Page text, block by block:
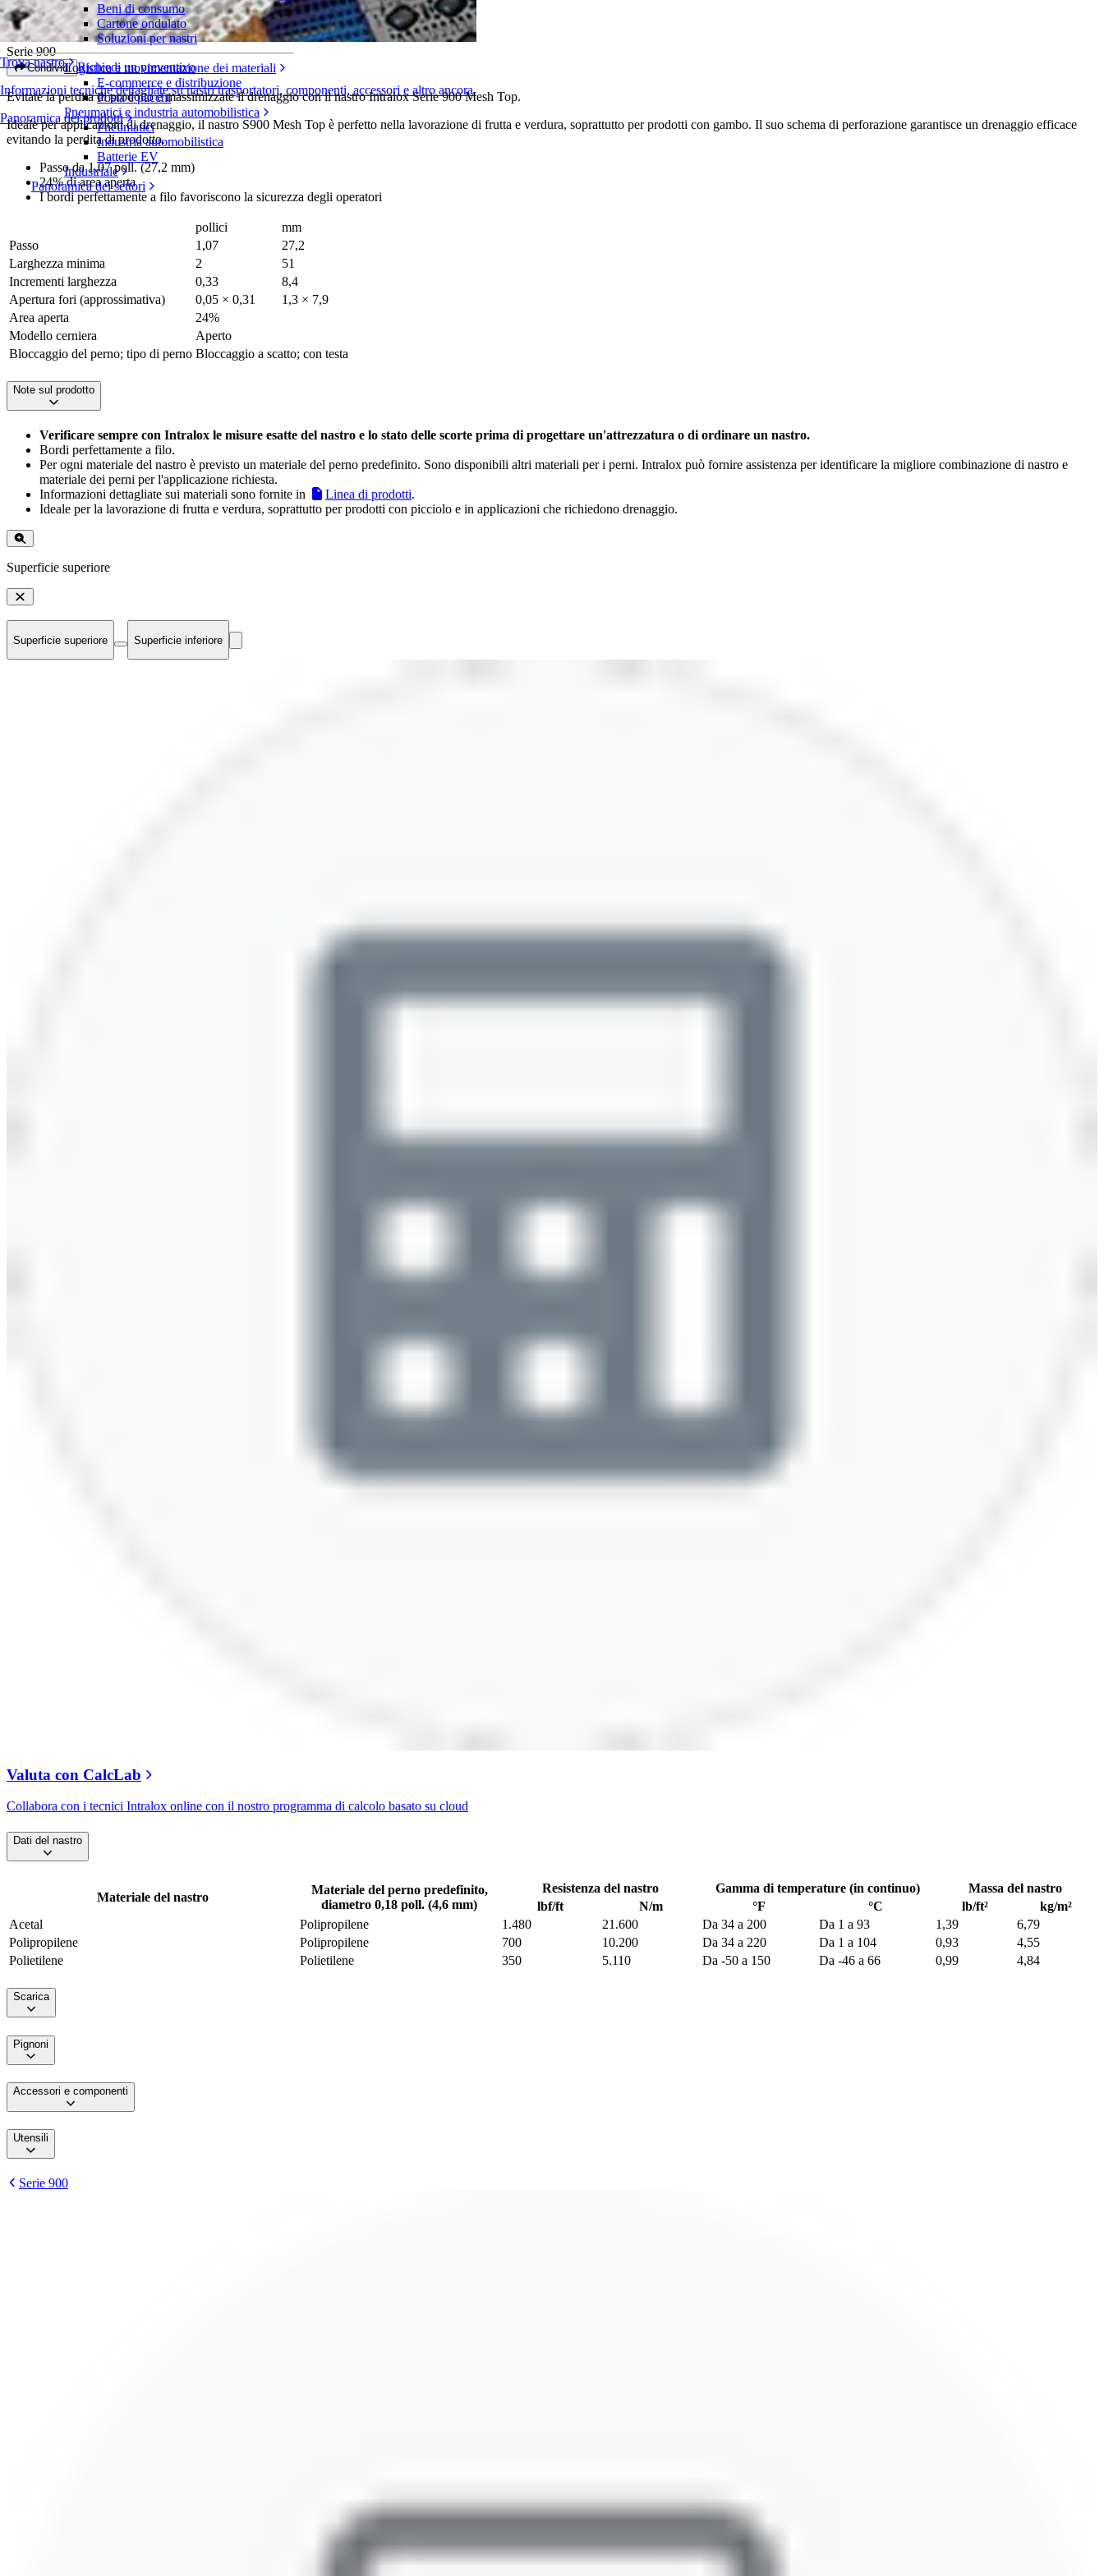
Trova nastro
Informazioni tecniche dettagliate su nastri trasportatori, componenti, accessori e altro ancora
Panoramica dei prodotti
Beni di consumo
Cartone ondulato
Soluzioni per nastri
Logistica e movimentazione dei materiali
E-commerce e distribuzione
Posta e pacchi
Pneumatici e industria automobilistica
Pneumatici
Industria automobilistica
Batterie EV
Industriale
Panoramica dei settori
Mesh Top™
Serie 900
Condividi Richiedi un preventivo
Evitate la perdita di prodotto e massimizzate il drenaggio con il nastro Intralox Serie 900 Mesh Top.
Ideale per applicazioni di drenaggio, il nastro S900 Mesh Top è perfetto nella lavorazione di frutta e verdura, soprattutto per prodotti con gambo. Il suo schema di perforazione garantisce un drenaggio efficace
evitando la perdita di prodotto.
Passo da 1,07 poll. (27,2 mm)
24% di area aperta
I bordi perfettamente a filo favoriscono la sicurezza degli operatori
pollici
mm
Passo
1,07
27,2
Larghezza minima
2
51
Incrementi larghezza
0,33
8,4
Apertura fori (approssimativa)
0,05 × 0,31
1,3 × 7,9
Area aperta
24%
Modello cerniera
Aperto
Bloccaggio del perno; tipo di perno Bloccaggio a scatto; con testa
Note sul prodotto
Verificare sempre con Intralox le misure esatte del nastro e lo stato delle scorte prima di progettare un'attrezzatura o di ordinare un nastro.
Bordi perfettamente a filo.
Per ogni materiale del nastro è previsto un materiale del perno predefinito. Sono disponibili altri materiali per i perni. Intralox può fornire assistenza per identificare la migliore combinazione di nastro e
materiale dei perni per l'applicazione richiesta.
Informazioni dettagliate sui materiali sono fornite in
Linea di prodotti.
Ideale per la lavorazione di frutta e verdura, soprattutto per prodotti con picciolo e in applicazioni che richiedono drenaggio.
Superficie superiore
Superficie superiore Superficie inferiore
Valuta con CalcLab
Collabora con i tecnici Intralox online con il nostro programma di calcolo basato su cloud
Dati del nastro
Materiale del nastro
Materiale del perno predefinito,
diametro 0,18 poll. (4,6 mm)
Resistenza del nastro Gamma di temperature (in continuo)
Massa del nastro
lbf/ft
N/m °F °C lb/ft²
kg/m²
Acetal
Polipropilene 1.480 21.600 Da 34 a 200 Da 1 a 93 1,39
6,79
Polipropilene
Polipropilene 700 10.200 Da 34 a 220 Da 1 a 104 0,93
4,55
Polietilene
Polietilene 350 5.110 Da -50 a 150 Da -46 a 66 0,99 4,84
Scarica
Pignoni
Accessori e componenti
Utensili
Serie 900